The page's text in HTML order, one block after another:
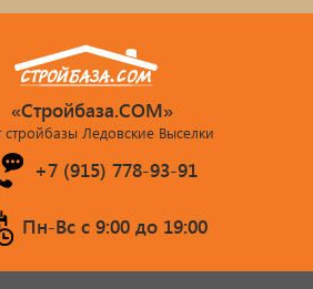
«Стройбаза.COM»
стройбазы Ледовские Выселки
+7 (915) 778-93-91
Пн-Вс c 9:00 до 19:00